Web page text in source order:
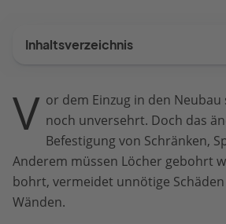
Inhaltsverzeichnis
V or dem Einzug in den Neubau
noch unversehrt. Doch das
Befestigung von Schränken,
Anderem müssen Löcher gebohrt
bohrt, vermeidet unnötige
Wänden.